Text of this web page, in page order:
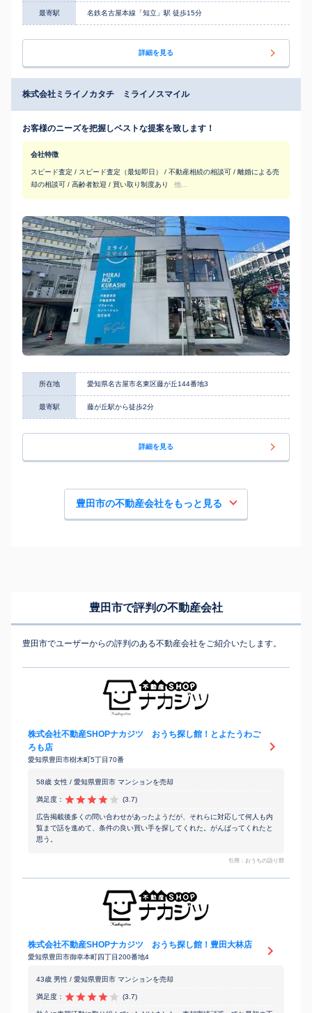
最寄駅 名鉄名古屋本線「知立」駅 徒歩15分
詳細を見る
株式会社ミライノカタチ ミライノスマイル
お客様のニーズを把握しベストな提案を致します！
会社特徴
スピード査定 / スピード査定（最短即日） / 不動産相続の相談可 / 離婚による売
却の相談可 / 高齢者歓迎 / 買い取り制度あり
他...
所在地 愛知県名古屋市名東区藤が丘144番地3
最寄駅 藤が丘駅から徒歩2分
詳細を見る
豊田市の不動産会社をもっと見る
豊田市で評判の不動産会社
豊田市でユーザーからの評判のある不動産会社をご紹介いたします。
株式会社不動産SHOPナカジツ おうち探し館！とよたうわご
ろも店
愛知県豊田市樹木町5丁目70番
58歳 女性 / 愛知県豊田市 マンションを売却
満足度： (3.7)
広告掲載後多くの問い合わせがあったようだが、それらに対応して何人も内
覧まで話を進めて、条件の良い買い手を探してくれた。がんばってくれたと
思う。
引用：おうちの語り部
株式会社不動産SHOPナカジツ おうち探し館！豊田大林店
愛知県豊田市御幸本町四丁目200番地4
43歳 男性 / 愛知県豊田市 マンションを売却
満足度： (3.7)